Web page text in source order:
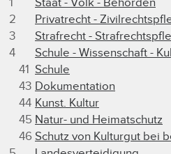
2
Privatrecht -
3
Strafrecht -
4
Schule - Wissenschaft -
41 Schule
43 Dokumentation
44 Kunst. Kultur
45 Natur- und Heimatschutz
46 Schutz von Kulturgut bei